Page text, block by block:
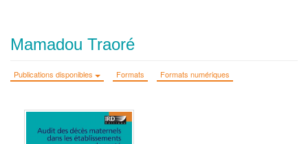
Mamadou Traoré
Publications disponibles Formats Formats numériques